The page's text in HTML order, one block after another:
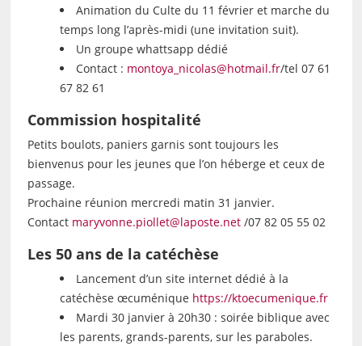
Animation du Culte du 11 février et marche du
temps long l’après-midi (une invitation suit).
Un groupe whattsapp dédié
Contact : montoya_nicolas@hotmail.fr/tel 07 61
67 82 61
Commission hospitalité
Petits boulots, paniers garnis sont toujours les
bienvenus pour les jeunes que l’on héberge et ceux de
passage.
Prochaine réunion mercredi matin 31 janvier.
Contact maryvonne.piollet@laposte.net/07 82 05 55 02
Les 50 ans de la catéchèse
Lancement d’un site internet dédié à la
catéchèse œcuménique https://ktoecumenique.fr
Mardi 30 janvier à 20h30 : soirée biblique avec
les parents, grands-parents, sur les paraboles.